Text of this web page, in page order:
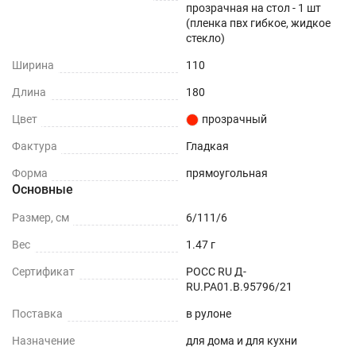
Влагостойкость
Защита поверхности вашего стола от воды и
пролитых жидкостей.
ПОДХОДИТ ДЛЯ ЛЮБОГО ИНТЕРЬЕРА
поверхности - дерево, стекло, пластик, мрамор,
гранит, металл и текстиль.
СТОЛЕШНИЦЫ
прозрачная на стол - 1 шт
(пленка пвх гибкое, жидкое
стекло)
Ширина 110
Длина 180
Цвет прозрачный
Фактура Гладкая
Форма прямоугольная
Основные
Размер, см 6/111/6
Вес 1.47 г
Сертификат
РОСС RU Д-
RU.РА01.В.95796/21
Поставка в рулоне
Назначение для дома и для кухни